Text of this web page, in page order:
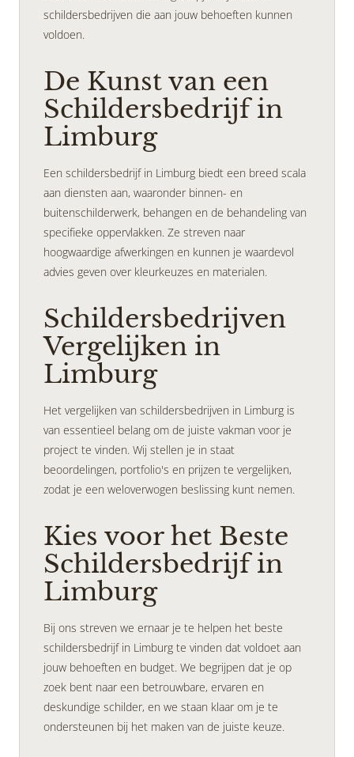
schildersbedrijven die aan jouw behoeften kunnen
voldoen.
De Kunst van een
Schildersbedrijf in
Limburg
Een schildersbedrijf in Limburg biedt een breed scala
aan diensten aan, waaronder binnen- en
buitenschilderwerk, behangen en de behandeling van
specifieke oppervlakken. Ze streven naar
hoogwaardige afwerkingen en kunnen je waardevol
advies geven over kleurkeuzes en materialen.
Schildersbedrijven
Vergelijken in
Limburg
Het vergelijken van schildersbedrijven in Limburg is
van essentieel belang om de juiste vakman voor je
project te vinden. Wij stellen je in staat
beoordelingen, portfolio's en prijzen te vergelijken,
zodat je een weloverwogen beslissing kunt nemen.
Kies voor het Beste
Schildersbedrijf in
Limburg
Bij ons streven we ernaar je te helpen het beste
schildersbedrijf in Limburg te vinden dat voldoet aan
jouw behoeften en budget. We begrijpen dat je op
zoek bent naar een betrouwbare, ervaren en
deskundige schilder, en we staan klaar om je te
ondersteunen bij het maken van de juiste keuze.